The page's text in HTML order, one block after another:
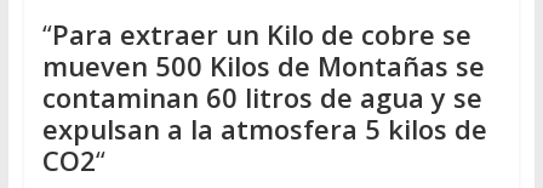
“Para extraer un Kilo de cobre se
mueven 500 Kilos de Montañas se
contaminan 60 litros de agua y se
expulsan a la atmosfera 5 kilos de
CO2“